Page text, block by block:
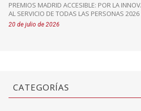
PREMIOS MADRID ACCESIBLE: POR LA
AL SERVICIO DE TODAS LAS PERSONAS 2026
20 de julio de 2026
CATEGORÍAS